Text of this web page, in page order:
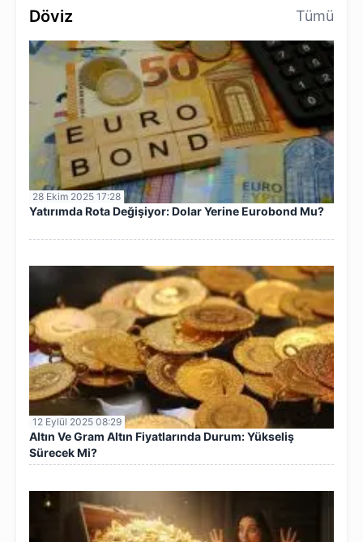
Döviz Tümü
28 Ekim 2025 17:28
Yatırımda Rota Değişiyor: Dolar Yerine Eurobond Mu?
12 Eylül 2025 08:29
Altın Ve Gram Altın Fiyatlarında Durum: Yükseliş
Sürecek Mi?